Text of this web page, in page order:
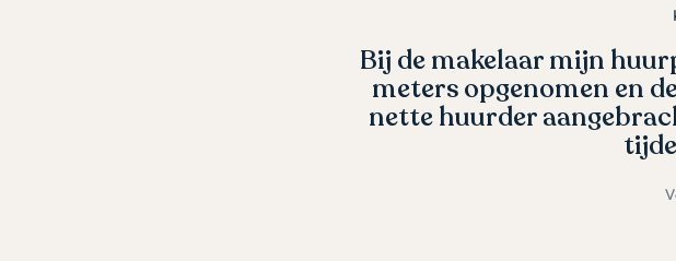
Het contact met de
constant op de hoogte
verwachtingen waren
ervaring hebben met
gebruik